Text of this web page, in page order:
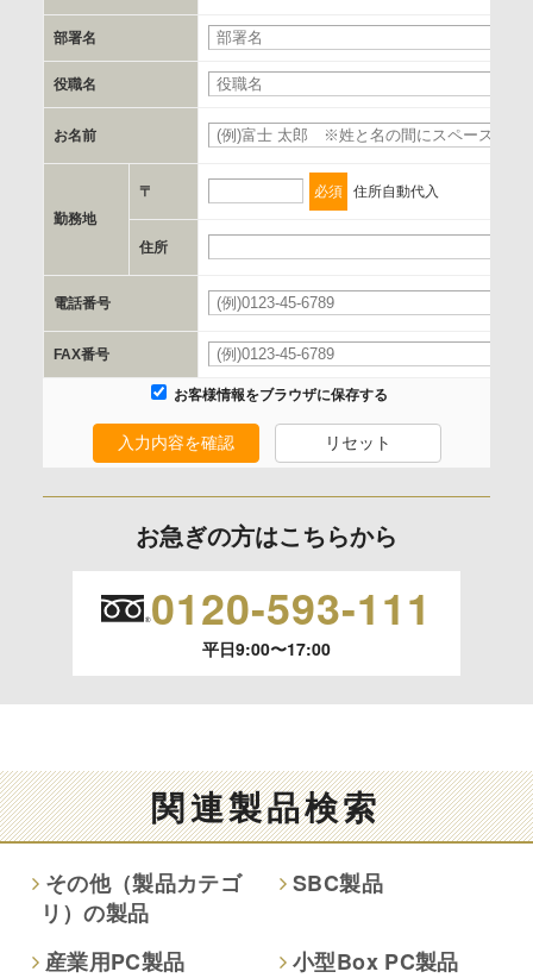
c.第三者への提供の手段または手法
書類の送付又は電子的な方法
d.提供先および管理者
当社とイベント/セミナーを共同で開催する企業/団体
e.個人情報取り扱いに関する契約
当社と当該企業/団体とは、個人情報取扱に関する覚書の締結
を行います。
委託の有無
なし
保有個人データの開示等および問合わせ窓口について
の停止、消去および 第三者への提供の停止（「開示等」とい
開示等のご請求は、下記お問い合わせ先窓口へご連絡願いま
情報提供は任意ですが、情報を提供しなかった場合、情報の
項目によってはお問い合わせ等に
ご回答できない場合がございます。
本人が容易に認識できない方法による取得
部署名
役職名
お名前
勤務地
〒 必須 住所自動代入
住所
電話番号
FAX番号
お客様情報をブラウザに保存する
入力内容を確認 リセット
お急ぎの方はこちらから
0120-593-111
平日9:00〜17:00
関連製品検索
その他（製品カテゴ
リ）の製品
SBC製品
産業用PC製品
小型Box PC製品